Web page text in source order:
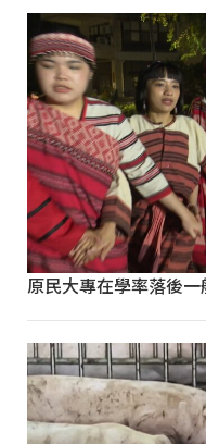
原民大專在學率落後